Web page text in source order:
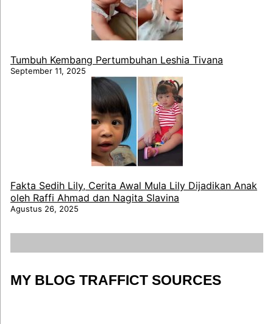
Tumbuh Kembang Pertumbuhan Leshia Tivana
September 11, 2025
Fakta Sedih Lily, Cerita Awal Mula Lily Dijadikan Anak
oleh Raffi Ahmad dan Nagita Slavina
Agustus 26, 2025
MY BLOG TRAFFICT SOURCES